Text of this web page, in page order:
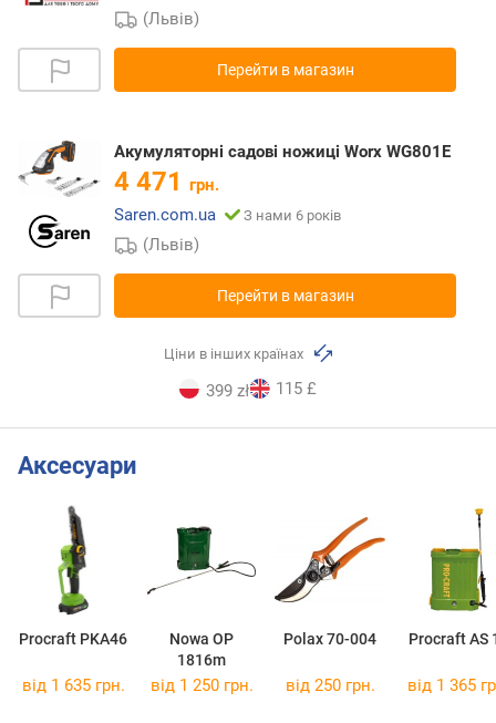
(Львів)
Перейти в магазин
Акумуляторні садові ножиці Worx WG801E
4 471 грн.
Saren.com.ua
З нами 6 років
(Львів)
Перейти в магазин
Ціни в інших країнах
399 zł 115 £
Аксесуари
Procraft PKA46
Nowa OP
1816m
Polax 70-004 Procraft AS
від 1 635 грн. від 1 250 грн. від 250 грн. від 1 365